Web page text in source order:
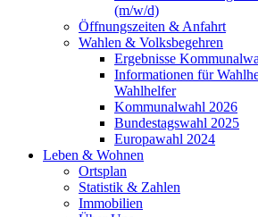
(m/w/d)
Öffnungszeiten & Anfahrt
Wahlen & Volksbegehren
Ergebnisse
Informationen für
Wahlhelfer
Kommunalwahl 2026
Bundestagswahl 2025
Europawahl 2024
Leben & Wohnen
Ortsplan
Statistik & Zahlen
Immobilien